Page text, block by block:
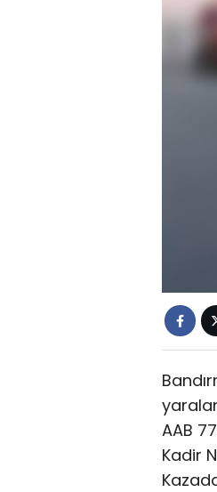
AAB
Kadir